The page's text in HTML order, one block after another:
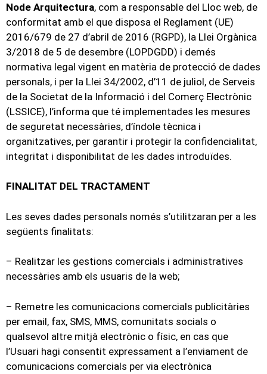
Node Arquitectura, com a responsable del Lloc web, de
conformitat amb el que disposa el Reglament (UE)
2016/679 de 27 d’abril de 2016 (RGPD), la Llei Orgànica
3/2018 de 5 de desembre (LOPDGDD) i demés
normativa legal vigent en matèria de protecció de dades
personals, i per la Llei 34/2002, d’11 de juliol, de Serveis
de la Societat de la Informació i del Comerç Electrònic
(LSSICE), l’informa que té implementades les mesures
de seguretat necessàries, d’índole tècnica i
organitzatives, per garantir i protegir la confidencialitat,
integritat i disponibilitat de les dades introduïdes.
FINALITAT DEL TRACTAMENT
Les seves dades personals només s’utilitzaran per a les
següents finalitats:
– Realitzar les gestions comercials i administratives
necessàries amb els usuaris de la web;
– Remetre les comunicacions comercials publicitàries
per email, fax, SMS, MMS, comunitats socials o
qualsevol altre mitjà electrònic o físic, en cas que
l’Usuari hagi consentit expressament a l’enviament de
comunicacions comercials per via electrònica